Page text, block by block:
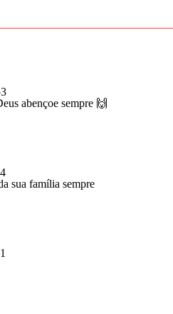
abençoe sempre 🙌
sua família sempre